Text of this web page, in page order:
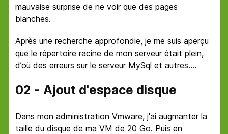
mauvaise surprise de ne voir que des pages
blanches.
Après une recherche approfondie, je me suis aperçu
que le répertoire racine de mon serveur était plein,
d’où des erreurs sur le serveur MySql et autres....
02 - Ajout d'espace disque
Dans mon administration Vmware, j'ai augmanter la
taille du disque de ma VM de 20 Go. Puis en